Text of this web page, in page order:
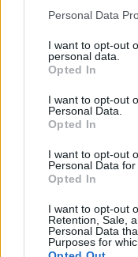
Personal Data
I want to opt-out
personal data.
Opted In
I want to opt-out
Personal Data.
Opted In
I want to opt-out
Personal Data for
Opted In
I want to opt-out
Retention, Sale,
Personal Data
Purposes for
Ajax begint
de route naar
Zo overtuigde
Waarom
Steijn:
Van Gaal-
Ajax-fase